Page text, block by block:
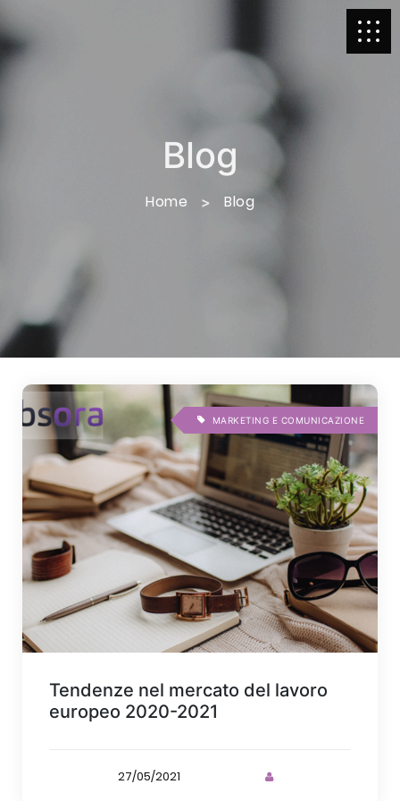
Blog
Home Blog
MARKETING E COMUNICAZIONE
Tendenze nel mercato del lavoro
europeo 2020-2021
27/05/2021